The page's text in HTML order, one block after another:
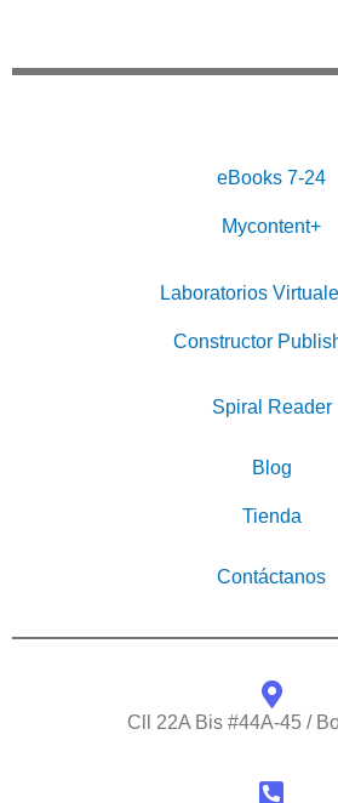
eBooks 7-24
Mycontent+
Laboratorios
Constructor
Spiral Reader
Blog
Tienda
Contáctanos
Cll 22A Bis #44A-45 /